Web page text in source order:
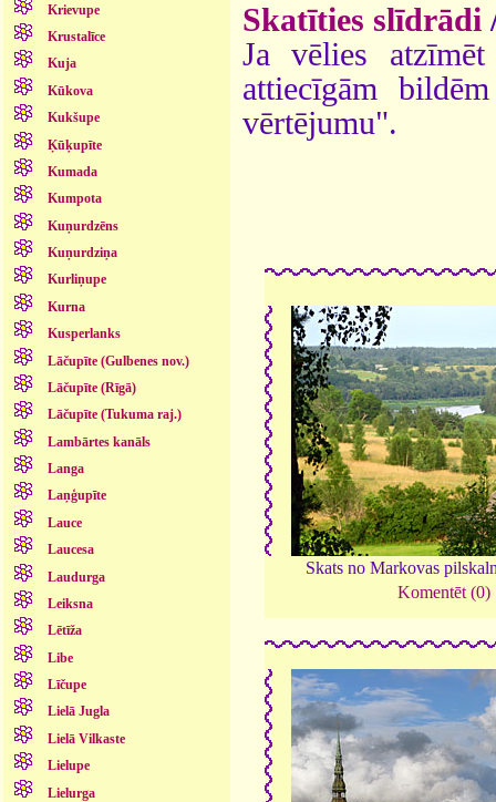
Krievupe
Krustalīce
Kuja
Kūkova
Kukšupe
Ķūķupīte
Kumada
Kumpota
Kuņurdzēns
Kuņurdziņa
Kurliņupe
Kurna
Kusperlanks
Lāčupīte (Gulbenes nov.)
Lāčupīte (Rīgā)
Lāčupīte (Tukuma raj.)
Lambārtes kanāls
Langa
Laņģupīte
Lauce
Laucesa
Laudurga
Leiksna
Lētīža
Libe
Līčupe
Lielā Jugla
Lielā Vilkaste
Lielupe
Lielurga
Skatīties slīdrādi
Ja vēlies
attiecīgām
vērtējumu".
Skats no Markovas
Komentēt (0)